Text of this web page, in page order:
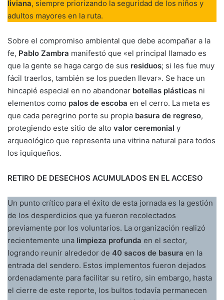
liviana, siempre priorizando la seguridad de los niños y
adultos mayores en la ruta.
Sobre el compromiso ambiental que debe acompañar a la
fe, Pablo Zambra manifestó que «el principal llamado es
que la gente se haga cargo de sus residuos; si les fue muy
fácil traerlos, también se los pueden llevar». Se hace un
hincapié especial en no abandonar botellas plásticas ni
elementos como palos de escoba en el cerro. La meta es
que cada peregrino porte su propia basura de regreso,
protegiendo este sitio de alto valor ceremonial y
arqueológico que representa una vitrina natural para todos
los iquiqueños.
RETIRO DE DESECHOS ACUMULADOS EN EL ACCESO
Un punto crítico para el éxito de esta jornada es la gestión
de los desperdicios que ya fueron recolectados
previamente por los voluntarios. La organización realizó
recientemente una limpieza profunda en el sector,
logrando reunir alrededor de 40 sacos de basura en la
entrada del sendero. Estos implementos fueron dejados
ordenadamente para facilitar su retiro, sin embargo, hasta
el cierre de este reporte, los bultos todavía permanecen